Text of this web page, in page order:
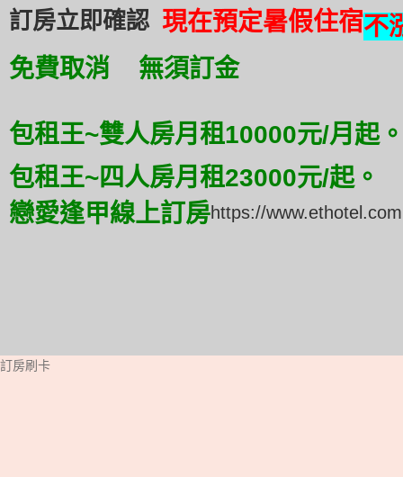
訂房立即確認 現在預定暑假住宿不
免費取消 無須訂金
包租王~雙人房月租10000元/月起
包租王~四人房月租23000元/起。
戀愛逢甲線上訂房https://
訂房刷卡